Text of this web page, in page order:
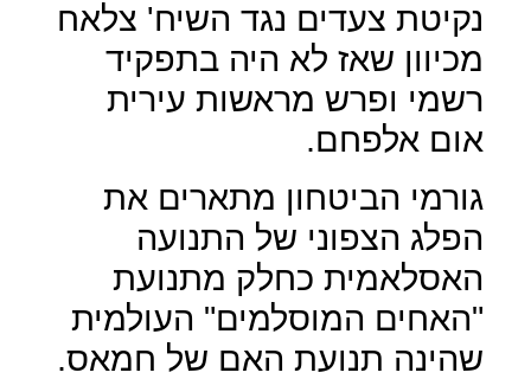
נקיטת צעדים נגד השיח' צלאח
מכיוון שאז לא היה בתפקיד
רשמי ופרש מראשות עירית
אום אלפחם.
גורמי הביטחון מתארים את
הפלג הצפוני של התנועה
האסלאמית כחלק מתנועת
"האחים המוסלמים" העולמית
שהינה תנועת האם של חמאס.